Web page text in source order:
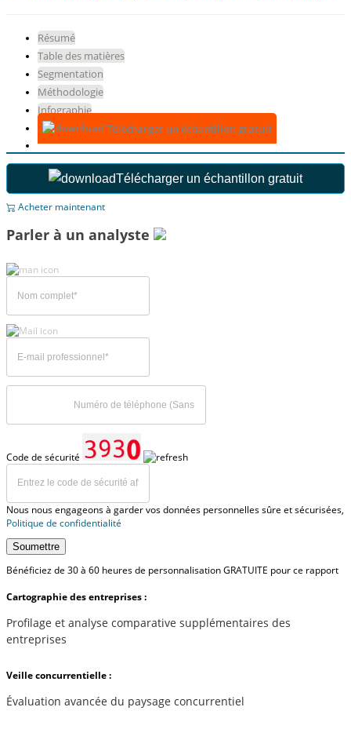
Résumé
Table des matières
Segmentation
Méthodologie
Infographie
Télécharger un échantillon gratuit
Télécharger un échantillon gratuit
Acheter maintenant
Parler à un analyste
Code de sécurité
Nous nous engageons à garder vos données personnelles sûre et sécurisées,
Politique de confidentialité
Soumettre
Bénéficiez de 30 à 60 heures de personnalisation GRATUITE pour ce rapport
Cartographie des entreprises :
Profilage et analyse comparative supplémentaires des
entreprises
Veille concurrentielle :
Évaluation avancée du paysage concurrentiel